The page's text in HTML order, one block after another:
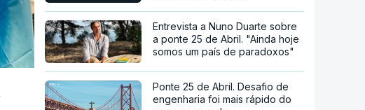
Entrevista a Nuno Duarte sobre
a ponte 25 de Abril. "Ainda hoje
somos um país de paradoxos"
Ponte 25 de Abril. Desafio de
engenharia foi mais rápido do